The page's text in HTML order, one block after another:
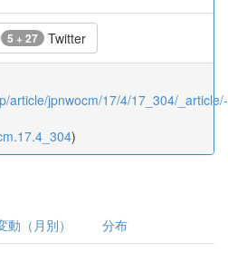
5 + 27 Twitter
article/jpnwocm/17/4/17_304/_article/-
)
動（月別） 分布